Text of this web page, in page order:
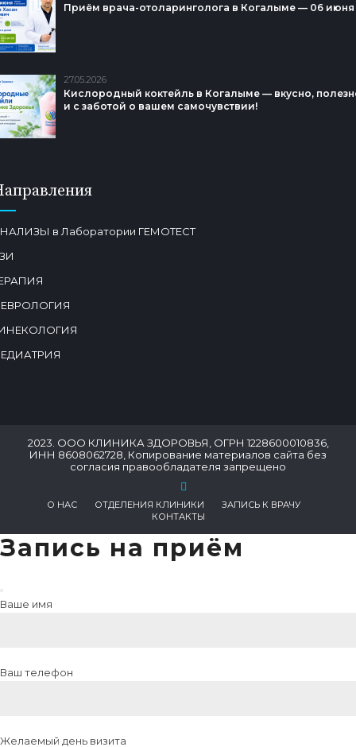
Приём врача-отоларинголога в Когалыме — 06 июня
27.05.2026
Кислородный коктейль в Когалыме — вкусно,
и с заботой о вашем самочувствии!
в Лаборатории ГЕМОТЕСТ
2023. ООО КЛИНИКА ЗДОРОВЬЯ, ОГРН 1228600010836,
ИНН 8608062728, Копирование материалов сайта без
согласия правообладателя запрещено
О НАС ОТДЕЛЕНИЯ КЛИНИКИ
ЗАПИСЬ К ВРАЧУ
КОНТАКТЫ
Запись на приём
Ваше имя
Ваш телефон
Желаемый день визита